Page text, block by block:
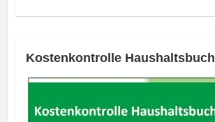
Kostenkontrolle Haushaltsbuch